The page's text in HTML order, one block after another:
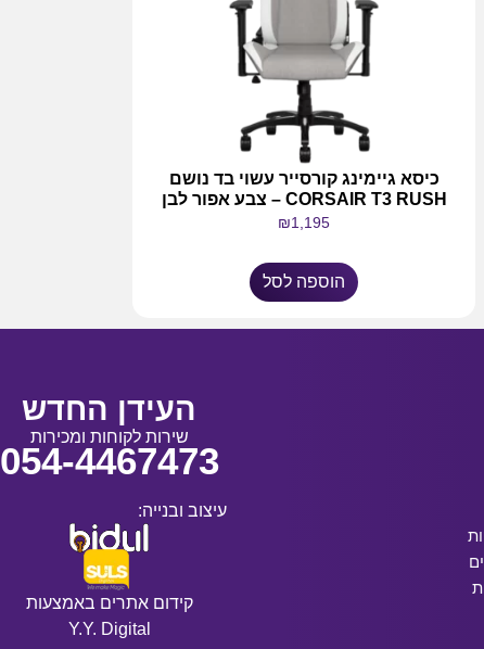
כיסא גיימינג קורסייר עשוי בד נושם
CORSAIR T3 RUSH – צבע אפור לבן
₪1,195
הוספה לסל
העידן החדש
שירות לקוחות ומכירות
054-4467473
עיצוב ובנייה:
קידום אתרים באמצעות
Y.Y. Digital